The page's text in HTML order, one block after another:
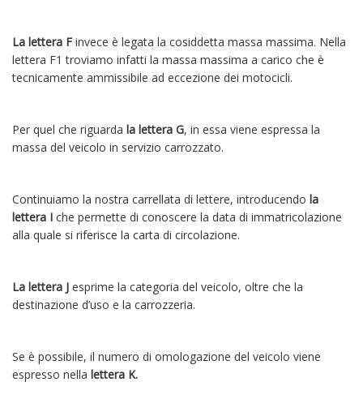
La lettera F invece è legata la cosiddetta massa massima. Nella
lettera F1 troviamo infatti la massa massima a carico che è
tecnicamente ammissibile ad eccezione dei motocicli.
Per quel che riguarda la lettera G, in essa viene espressa la
massa del veicolo in servizio carrozzato.
Continuiamo la nostra carrellata di lettere, introducendo la
lettera I che permette di conoscere la data di immatricolazione
alla quale si riferisce la carta di circolazione.
La lettera J esprime la categoria del veicolo, oltre che la
destinazione d’uso e la carrozzeria.
Se è possibile, il numero di omologazione del veicolo viene
espresso nella lettera K.